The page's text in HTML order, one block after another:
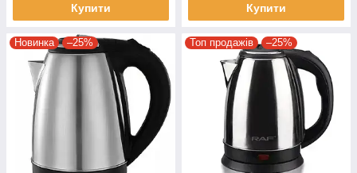
Купити Купити
Новинка –25% Топ продажів –25%